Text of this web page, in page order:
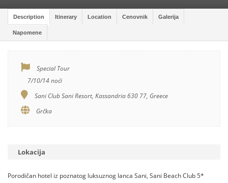
Description Itinerary Location Cenovnik Galerija
Napomene
Special Tour
7/10/14 noći
Sani Club Sani Resort, Kassandria 630 77, Greece
Grčka
Lokacija
Porodičan hotel iz poznatog luksuznog lanca Sani, Sani Beach Club 5*